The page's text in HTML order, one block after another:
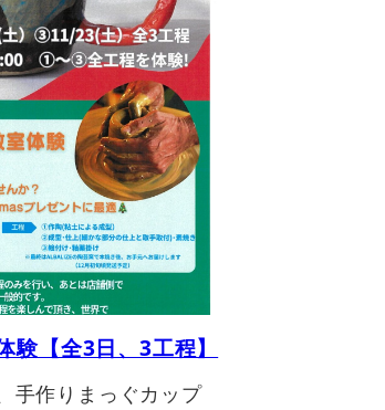
【全3日、3工程】
手作りまっぐカップ